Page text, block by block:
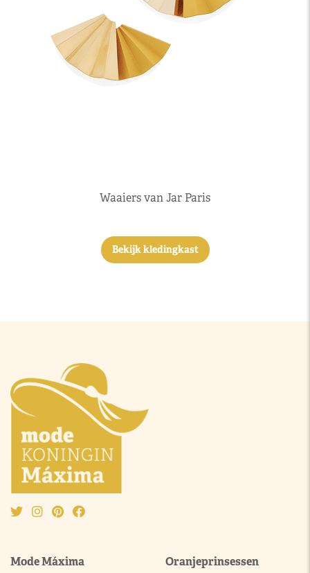
Waaiers van Jar Paris
Bekijk kledingkast
Mode Máxima Oranjeprinsessen